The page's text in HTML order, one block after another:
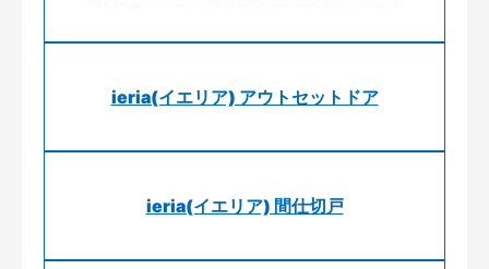
ieria(イエリア) アウトセットドア
ieria(イエリア) 間仕切戸